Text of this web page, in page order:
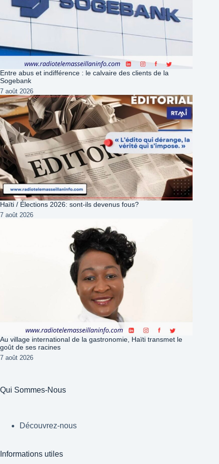
Entre abus et indifférence : le calvaire des clients de la
Sogebank
7 août 2026
Haïti / Élections 2026: sont-ils devenus fous?
7 août 2026
Au village international de la gastronomie, Haïti transmet le
goût de ses racines
7 août 2026
Qui Sommes-Nous
Découvrez-nous
Informations utiles